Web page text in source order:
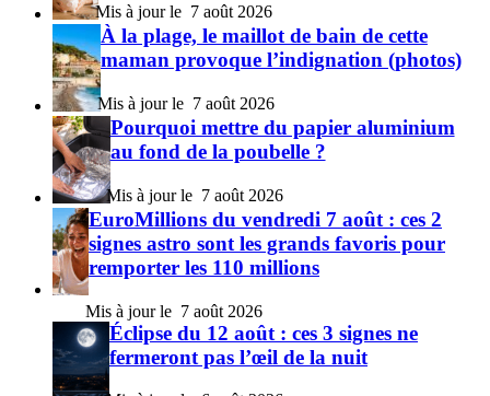
7 août 2026
À la plage, le maillot de bain de cette
maman provoque l’indignation (photos)
7 août 2026
Pourquoi mettre du papier aluminium
au fond de la poubelle ?
7 août 2026
EuroMillions du vendredi 7 août : ces 2
signes astro sont les grands favoris pour
remporter les 110 millions
7 août 2026
Éclipse du 12 août : ces 3 signes ne
fermeront pas l’œil de la nuit